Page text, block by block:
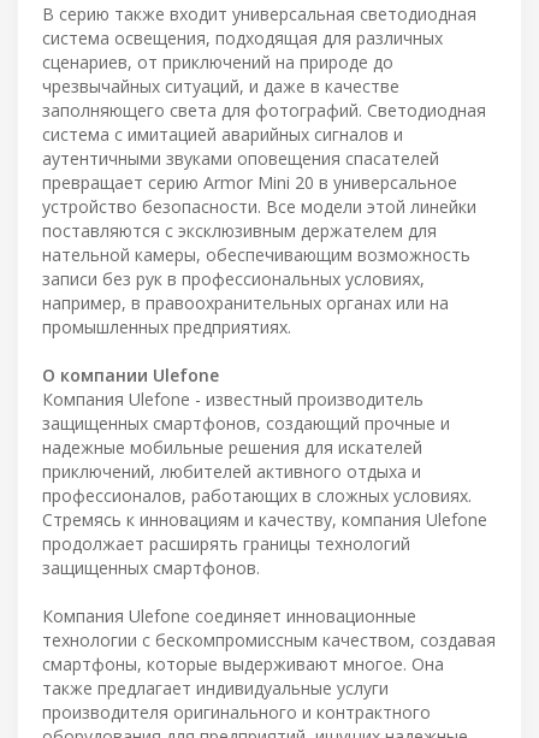
В серию также входит универсальная светодиодная
система освещения, подходящая для различных
сценариев, от приключений на природе до
чрезвычайных ситуаций, и даже в качестве
заполняющего света для фотографий. Светодиодная
система с имитацией аварийных сигналов и
аутентичными звуками оповещения спасателей
превращает серию Armor Mini 20 в универсальное
устройство безопасности. Все модели этой линейки
поставляются с эксклюзивным держателем для
нательной камеры, обеспечивающим возможность
записи без рук в профессиональных условиях,
например, в правоохранительных органах или на
промышленных предприятиях.
О компании Ulefone
Компания Ulefone - известный производитель
защищенных смартфонов, создающий прочные и
надежные мобильные решения для искателей
приключений, любителей активного отдыха и
профессионалов, работающих в сложных условиях.
Стремясь к инновациям и качеству, компания Ulefone
продолжает расширять границы технологий
защищенных смартфонов.
Компания Ulefone соединяет инновационные
технологии с бескомпромиссным качеством, создавая
смартфоны, которые выдерживают многое. Она
также предлагает индивидуальные услуги
производителя оригинального и контрактного